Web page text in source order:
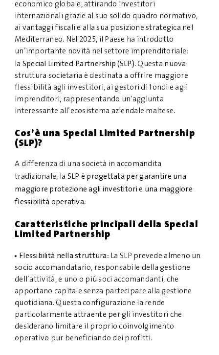
economico globale, attirando investitori
internazionali grazie al suo solido quadro normativo,
ai vantaggi fiscali e alla sua posizione strategica nel
Mediterraneo. Nel 2025, il Paese ha introdotto
un’importante novità nel settore imprenditoriale:
la Special Limited Partnership (SLP). Questa nuova
struttura societaria è destinata a offrire maggiore
flessibilità agli investitori, ai gestori di fondi e agli
imprenditori, rappresentando un'aggiunta
interessante all’ecosistema aziendale maltese.
Cos’è una Special Limited Partnership
(SLP)?
A differenza di una società in accomandita
tradizionale, la SLP è progettata per garantire una
maggiore protezione agli investitori e una maggiore
flessibilità operativa.
Caratteristiche principali della Special
Limited Partnership
Flessibilità nella struttura: La SLP prevede almeno un
socio accomandatario, responsabile della gestione
dell’attività, e uno o più soci accomandanti, che
apportano capitale senza partecipare alla gestione
quotidiana. Questa configurazione la rende
particolarmente attraente per gli investitori che
desiderano limitare il proprio coinvolgimento
operativo pur beneficiando dei profitti.